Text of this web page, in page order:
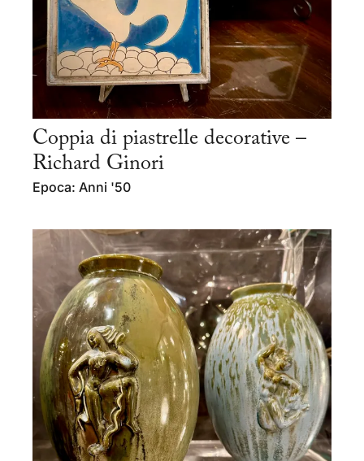
Coppia di piastrelle decorative –
Richard Ginori
Epoca: Anni '50